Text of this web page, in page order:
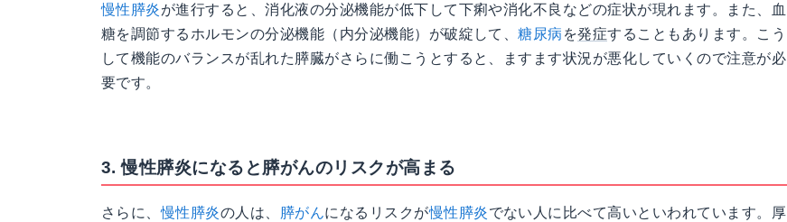
慢性膵炎が進行すると、消化液の分泌機能が低下して下痢や消化不良などの症状が現れます。また、血
糖を調節するホルモンの分泌機能（内分泌機能）が破綻して、糖尿病 を発症することもあります。こう
して機能のバランスが乱れた膵臓がさらに働こうとすると、ますます状況が悪化していくので注意が必
要です。
3. 慢性膵炎になると膵がんのリスクが高まる
さらに、慢性膵炎の人は、 膵がんになるリスクが慢性膵炎でない人に比べて高いといわれています。厚